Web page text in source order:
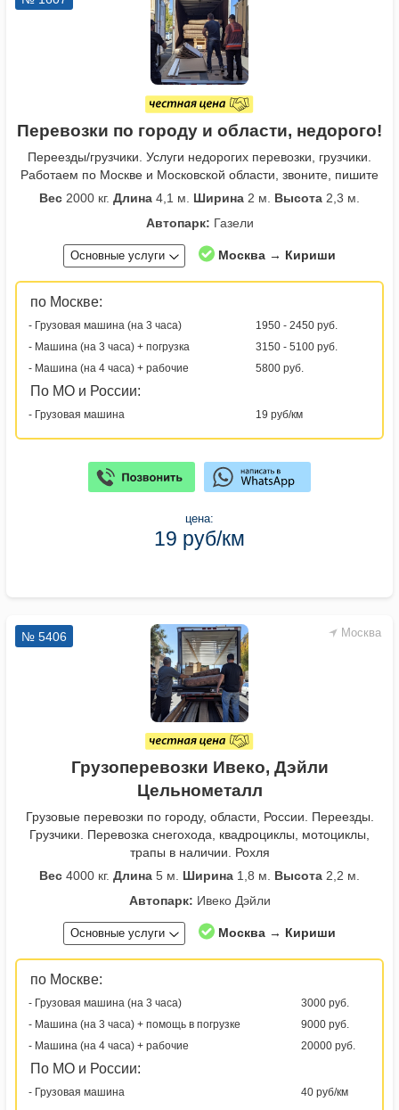
Перевозки по городу и области, недорого!
Переезды/грузчики. Услуги недорогих перевозки, грузчики.
Работаем по Москве и Московской области, звоните, пишите
Вес 2000 кг. Длина 4,1 м. Ширина 2 м. Высота 2,3 м.
Автопарк: Газели
Основные услуги Москва → Кириши
по Москве:
- Грузовая машина (на 3 часа)
1950 - 2450 руб.
- Машина (на 3 часа) + погрузка
3150 - 5100 руб.
- Машина (на 4 часа) + рабочие
5800 руб.
По МО и России:
- Грузовая машина 19 руб/км
цена:
19 руб/км
Москва
№ 5406
Грузоперевозки Ивеко, Дэйли
Цельнометалл
Грузовые перевозки по городу, области, России. Переезды.
Грузчики. Перевозка снегохода, квадроциклы, мотоциклы,
трапы в наличии. Рохля
Вес 4000 кг. Длина 5 м. Ширина 1,8 м. Высота 2,2 м.
Автопарк: Ивеко Дэйли
Основные услуги Москва → Кириши
по Москве:
- Грузовая машина (на 3 часа)
3000 руб.
- Машина (на 3 часа) + помощь в погрузке
9000 руб.
- Машина (на 4 часа) + рабочие
20000 руб.
По МО и России:
- Грузовая машина 40 руб/км